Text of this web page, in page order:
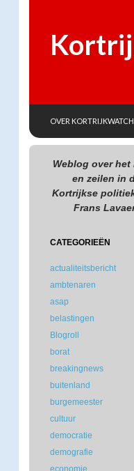
OVER
Weblog over het
en zeilen in
Kortrijkse
Frans
CATEGORIEËN
actualiteitsbericht
ambtenaren
asap
belastingen
Blogroll
borat
breakingnews
buitenland
burgemeester
cultuur
democratie
demografie
economie